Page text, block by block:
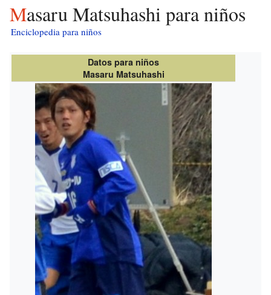
Masaru Matsuhashi para niños
Enciclopedia para niños
Datos para niños
Masaru Matsuhashi